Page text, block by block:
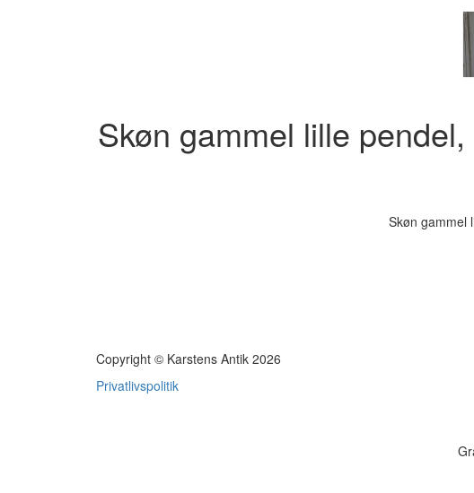
Skøn gammel lille
Skøn gammel
Copyright © Karstens Antik 2026
Privatlivspolitik